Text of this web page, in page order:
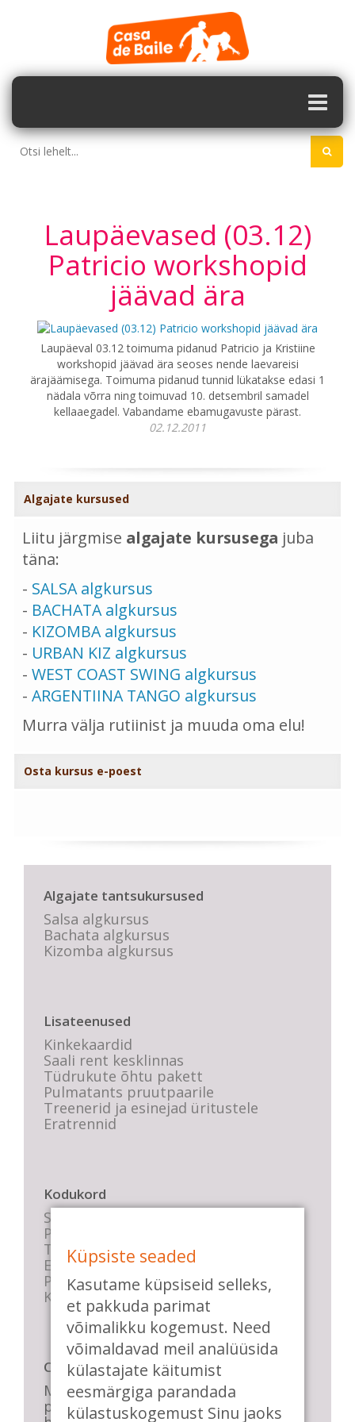
Laupäevased (03.12)
Patricio workshopid
jäävad ära
Laupäeval 03.12 toimuma pidanud Patricio ja Kristiine
workshopid jäävad ära seoses nende laevareisi
ärajäämisega. Toimuma pidanud tunnid lükatakse edasi 1
nädala võrra ning toimuvad 10. detsembril samadel
kellaaegadel. Vabandame ebamugavuste pärast.
02.12.2011
Algajate kursused
Liitu järgmise algajate kursusega juba
täna:
- SALSA algkursus
- BACHATA algkursus
- KIZOMBA algkursus
- URBAN KIZ algkursus
- WEST COAST SWING algkursus
- ARGENTIINA TANGO algkursus
Murra välja rutiinist ja muuda oma elu!
Osta kursus e-poest
Algajate tantsukursused
Salsa algkursus
Bachata algkursus
Kizomba algkursus
Lisateenused
Kinkekaardid
Saali rent kesklinnas
Tüdrukute õhtu pakett
Pulmatants pruutpaarile
Treenerid ja esinejad üritustele
Eratrennid
Kodukord
Stuudio sisekord
Privaatsustingimused
Tasemete kirjeldused
E-poe tingimused
Parkimise info
KKK
Casa de Baile
Me pühendume lõbusale olemisele,
positiivsele seltskonnale ja
Küpsiste seaded
Kasutame küpsiseid selleks,
et pakkuda parimat
võimalikku kogemust. Need
võimaldavad meil analüüsida
külastajate käitumist
eesmärgiga parandada
külastuskogemust Sinu jaoks